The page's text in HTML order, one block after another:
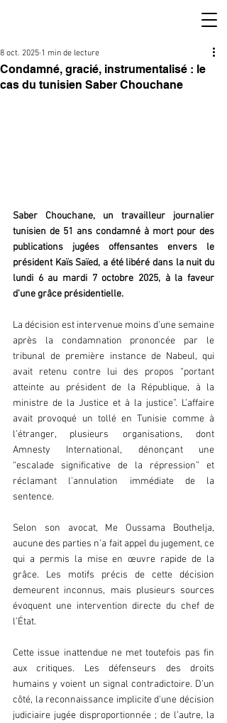
Condamné, gracié, instrumentalisé : le
cas du tunisien Saber Chouchane
8 oct. 2025 1 min de lecture
Saber Chouchane, un travailleur journalier
tunisien de 51 ans condamné à mort pour des
publications jugées offensantes envers le
président Kaïs Saïed, a été libéré dans la nuit du
lundi 6 au mardi 7 octobre 2025, à la faveur
d’une grâce présidentielle.
La décision est intervenue moins d’une semaine
après la condamnation prononcée par le
tribunal de première instance de Nabeul, qui
avait retenu contre lui des propos “portant
atteinte au président de la République, à la
ministre de la Justice et à la justice”. L’affaire
avait provoqué un tollé en Tunisie comme à
l’étranger, plusieurs organisations, dont
Amnesty International, dénonçant une
“escalade significative de la répression” et
réclamant l’annulation immédiate de la
sentence.
Selon son avocat, Me Oussama Bouthelja,
aucune des parties n’a fait appel du jugement, ce
qui a permis la mise en œuvre rapide de la
grâce. Les motifs précis de cette décision
demeurent inconnus, mais plusieurs sources
évoquent une intervention directe du chef de
l’État.
Cette issue inattendue ne met toutefois pas fin
aux critiques. Les défenseurs des droits
humains y voient un signal contradictoire. D’un
côté, la reconnaissance implicite d’une décision
judiciaire jugée disproportionnée ; de l’autre, la